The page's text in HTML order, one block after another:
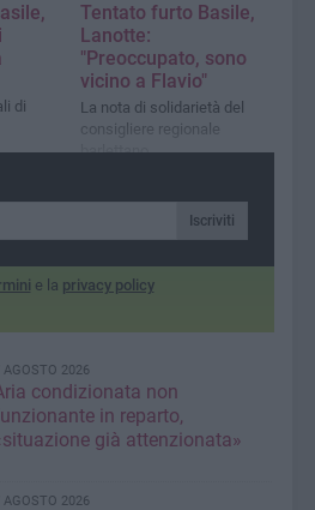
di
Tentato furto Basile,
Lanotte:
"Preoccupato, sono
vicino a Flavio"
La nota di solidarietà del
consigliere regionale
barlettano
Iscriviti
e la privacy policy
AGOSTO 2026
condizionata non
in reparto,
già attenzionata»
AGOSTO 2026